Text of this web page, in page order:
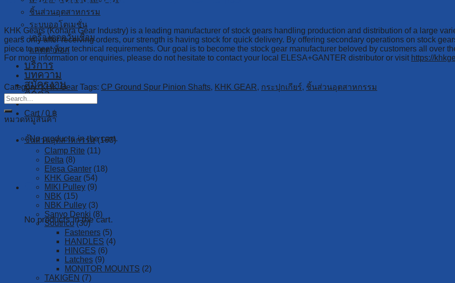
ชิ้นส่วนอุตสาหกรรม
ระบบออโตเมชั่น
เครื่องดูดควันเชื่อม
แคตตาล็อก
บริการ
บทความ
สมัครงาน
ติดต่อ
Cart /0฿
No products in the cart.
Cart
No products in the cart.
KHK Gears (Kohara Gear Industry) is a leading manufacturer of stock gears handling production and distribution of a large
gears only after receiving orders, our strength is having stock for quick delivery. By offering secondary operations on stock
piece to meet your technical requirements. Our goal is to become the stock gear manufacturer beloved by customers all over
For more information or enquiries, please do not hesitate to contact your local ELESA+GANTER distributor or visit https://
Category:KHK Gear Tags: CP Ground Spur Pinion Shafts, KHK GEAR, กระปุกเกียร์, ชิ้นส่วนอุตสาหกรรม
หมวดหมู่สินค้า
ชิ้นส่วนอุตสาหกรรม (163)
Clamp Rite (11)
Delta (8)
Elesa Ganter (18)
KHK Gear (54)
MIKI Pulley (9)
NBK (15)
NBK Pulley (3)
Sanyo Denki (8)
Southco (30)
Fasteners (5)
HANDLES (4)
HINGES (6)
Latches (9)
MONITOR MOUNTS (2)
TAKIGEN (7)